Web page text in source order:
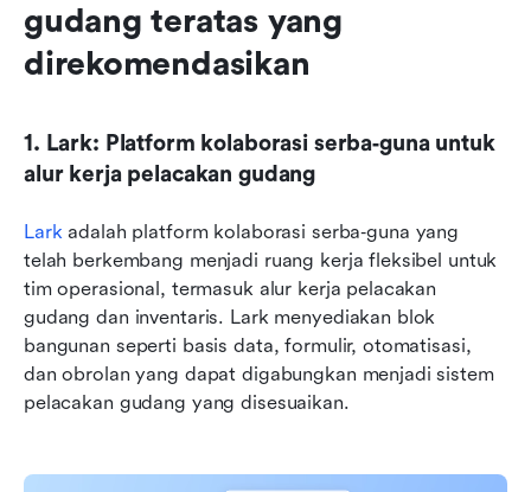
gudang teratas yang
direkomendasikan
1. Lark: Platform kolaborasi serba‑guna untuk
alur kerja pelacakan gudang
Lark adalah platform kolaborasi serba‑guna yang
telah berkembang menjadi ruang kerja fleksibel untuk
tim operasional, termasuk alur kerja pelacakan
gudang dan inventaris. Lark menyediakan blok
bangunan seperti basis data, formulir, otomatisasi,
dan obrolan yang dapat digabungkan menjadi sistem
pelacakan gudang yang disesuaikan.